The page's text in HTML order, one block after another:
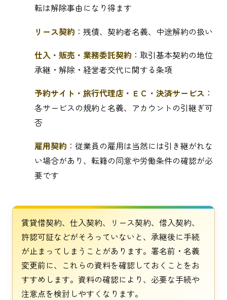
転は解除事由になり得ます
リース契約 ：残債、契約者名義、中途解約の扱い
仕入・販売・業務委託契約 ：取引基本契約の地位
承継・解除・経営者交代に関する条項
予約サイト・旅行代理店・ＥＣ・決済サービス ：
各サービスの規約と名義、アカウントの引継ぎ可
否
雇用契約 ：従業員の雇用は当然には引き継がれな
い場合があり、転籍の同意や労働条件の確認が必
要です
賃貸借契約、仕入契約、リース契約、借入契約、
許認可証などがそろっていないと、承継後に手続
が止まってしまうことがあります。署名前・名義
変更前に、これらの資料を確認しておくことをお
すすめします。資料の確認により、必要な手続や
注意点を検討しやすくなります。